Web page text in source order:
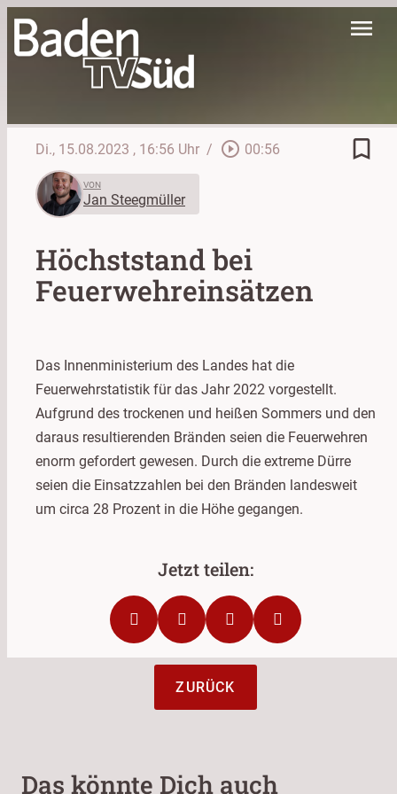
menu
Di., 15.08.2023 , 16:56 Uhr / play_circle_outline 00:56 bookmark_border
VON
Jan Steegmüller
Höchststand bei
Feuerwehreinsätzen
Das Innenministerium des Landes hat die
Feuerwehrstatistik für das Jahr 2022 vorgestellt.
Aufgrund des trockenen und heißen Sommers und den
daraus resultierenden Bränden seien die Feuerwehren
enorm gefordert gewesen. Durch die extreme Dürre
seien die Einsatzzahlen bei den Bränden landesweit
um circa 28 Prozent in die Höhe gegangen.
ZURÜCK
Das könnte Dich auch